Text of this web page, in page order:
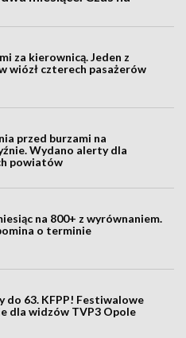
za kierownicą. Jeden z
wiózł czterech pasażerów
przed burzami na
Wydano alerty dla
powiatów
na 800+ z wyrównaniem.
o terminie
do 63. KFPP! Festiwalowe
dla widzów TVP3 Opole